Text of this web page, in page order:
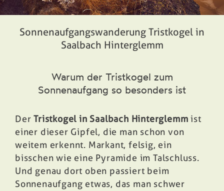
Sonnenaufgangswanderung Tristkogel in
Saalbach Hinterglemm
Warum der Tristkogel zum
Sonnenaufgang so besonders ist
DerTristkogel in Saalbach Hinterglemm ist
einer dieser Gipfel, die man schon von
weitem erkennt. Markant, felsig, ein
bisschen wie eine Pyramide im Talschluss.
Und genau dort oben passiert beim
Sonnenaufgang etwas, das man schwer